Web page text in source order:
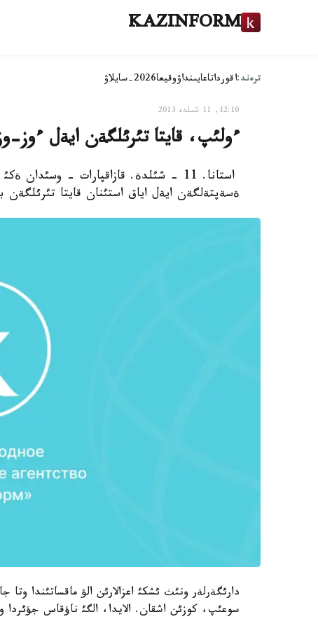
KAZINFORM
ترەند:اقورداتاعايىنداۋوقيعا2026-سايلاۋ
12:10, 11 شىلدە 2013
ءولئپ، قايتا تئرئلگةن ايةل ءوز-
استانا. 11 - شئلدة. قازاقپارات -
ةسةپتةلگةن ايةل اياق استئنان قايتا تئرئلگةن
دارئگةرلةر ونئث ئشكئ اعزالارئن الؤ ماقساتئندا